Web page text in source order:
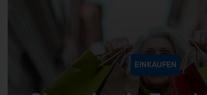
EINKAUFEN